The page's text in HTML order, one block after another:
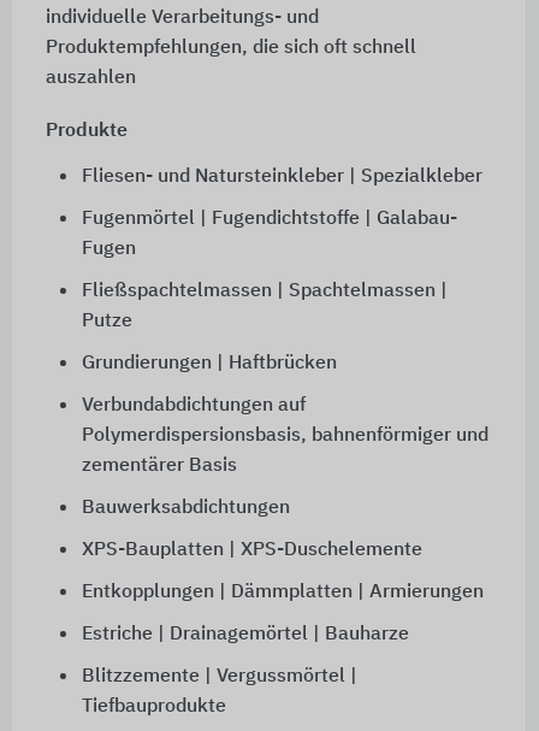
individuelle Verarbeitungs- und
Produktempfehlungen, die sich oft schnell
auszahlen
Produkte
Fliesen- und Natursteinkleber | Spezialkleber
Fugenmörtel | Fugendichtstoffe | Galabau-
Fugen
Fließspachtelmassen | Spachtelmassen |
Putze
Grundierungen | Haftbrücken
Verbundabdichtungen auf
Polymerdispersionsbasis, bahnenförmiger und
zementärer Basis
Bauwerksabdichtungen
XPS-Bauplatten | XPS-Duschelemente
Entkopplungen | Dämmplatten | Armierungen
Estriche | Drainagemörtel | Bauharze
Blitzzemente | Vergussmörtel |
Tiefbauprodukte